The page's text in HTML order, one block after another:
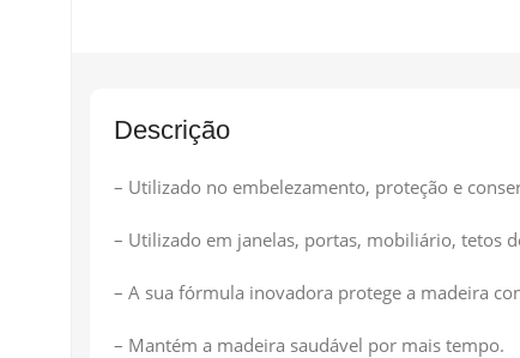
Descrição
– Utilizado no embelezamento, proteção e
– Utilizado em janelas, portas, mobiliário, tetos
– A sua fórmula inovadora protege a madeira
– Mantém a madeira saudável por mais tempo.